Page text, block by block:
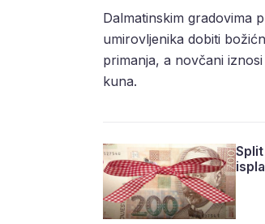
Dalmatinskim gradovima
umirovljenika dobiti
primanja, a novčani
kuna.